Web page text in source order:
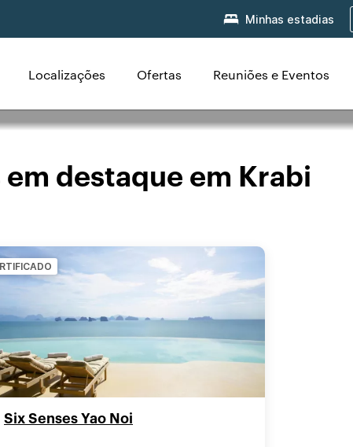
Minhas estadias
Localizações Ofertas Reuniões e Eventos
em destaque em Krabi
Six Senses Yao Noi